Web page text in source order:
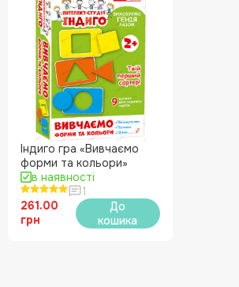
Індиго гра «Вивчаємо
форми та кольори»
в наявності
1
261.00
грн
До
кошика